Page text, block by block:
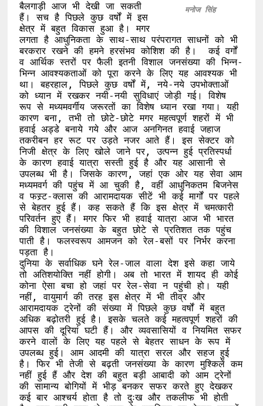
मनोज सिंह
बैलगाड़ी आज भी देखी जा सकती
हैं। सच है पिछले कुछ वर्षों में इस
क्षेत्र में बहुत विकास हुआ है। मगर
लगता है आधुनिकता के साथ-साथ परंपरागत साधनों को भी
बरकरार रखने की हमने हरसंभव कोशिश की है।  कई वर्गों
व आर्थिक स्तरों पर फैली इतनी विशाल जनसंख्या की भिन्न-
भिन्न आवश्यकताओं को पूरा करने के लिए यह आवश्यक भी
था। बहरहाल, पिछले कुछ वर्षों में, नये-नये उपभोक्ताओं
को ध्यान में रखकर नयी-नयी सुविधाएं जोड़ी गई। विशेष
रूप से मध्यमवर्गीय जरूरतों का विशेष ध्यान रखा गया। यही
कारण बना, तभी तो छोटे-छोटे मगर महत्वपूर्ण शहरों में भी
हवाई अड्डे बनाये गये और आज अनगिनत हवाई जहाज
तकरीबन हर रूट पर उड़ते नजर आते हैं। इस सेक्टर को
निजी क्षेत्र के लिए खोले जाने पर, उत्पन्न हुई प्रतिस्पर्धा
के कारण हवाई यात्रा सस्ती हुई है और यह आसानी से
उपलब्ध भी है। जिसके कारण, जहां एक ओर यह सेवा आम
मध्यमवर्ग की पहुंच में आ चुकी है, वहीं आधुनिकतम बिजनेस
व फस्र्ट-क्लास की आरामदायक सीटें भी कई मार्गों पर पहले
से बेहतर हुई हैं। कह सकते हैं कि इस क्षेत्र में चमत्कारी
परिवर्तन हुए हैं। मगर फिर भी हवाई यात्रा आज भी भारत
की विशाल जनसंख्या के बहुत छोटे से प्रतिशत तक पहुंच
पाती है। फलस्वरूप आमजन को रेल-बसों पर निर्भर करना
पड़ता है।
दुनिया के सर्वाधिक घने रेल-जाल वाला देश इसे कहा जाये
तो अतिशयोक्ति नहीं होगी। अब तो भारत में शायद ही कोई
कोना ऐसा बचा हो जहां पर रेल-सेवा न पहुंची हो। यही
नहीं, वायुमार्ग की तरह इस क्षेत्र में भी तीव्र और
आरामदायक ट्रेनों की संख्या में पिछले कुछ वर्षों में बहुत
अधिक बढ़ोतरी हुई है। इसके चलते कई महत्वपूर्ण शहरों की
आपस की दूरियां घटी हैं। और व्यवसासियों व नियमित सफर
करने वालों के लिए यह पहले से बेहतर साधन के रूप में
उपलब्ध हुई। आम आदमी की यात्रा सरल और सहज हुई
है। फिर भी तेजी से बढ़ती जनसंख्या के कारण मुश्किलें कम
नहीं हुई हैं और देश की बहुत बड़ी आबादी को आम ट्रेनों
की सामान्य बोगियों में भीड़ बनकर सफर करते हुए देखकर
कई बार आश्चर्य होता है तो दुःख और तकलीफ भी होती